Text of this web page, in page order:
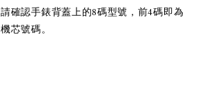
請確認手錶背蓋上的8碼型號，前4碼即為
機芯號碼。